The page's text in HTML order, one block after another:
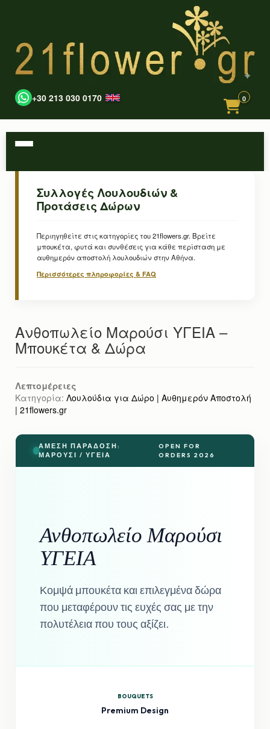
+30 213 030 0170 0
Συλλογές Λουλουδιών &
Προτάσεις Δώρων
Περιηγηθείτε στις κατηγορίες του 21flowers.gr. Βρείτε
μπουκέτα, φυτά και συνθέσεις για κάθε περίσταση με
αυθημερόν αποστολή λουλουδιών στην Αθήνα.
Περισσότερες πληροφορίες & FAQ
Ανθοπωλείο Μαρούσι ΥΓΕΙΑ –
Μπουκέτα & Δώρα
Λεπτομέρειες
Κατηγορία: Λουλούδια για Δώρο | Αυθημερόν Αποστολή
| 21flowers.gr
ΆΜΕΣΗ ΠΑΡΆΔΟΣΗ:
ΜΑΡΟΎΣΙ / ΥΓΕΙΑ
OPEN FOR
ORDERS 2026
Ανθοπωλείο Μαρούσι
ΥΓΕΙΑ
Κομψά μπουκέτα και επιλεγμένα δώρα
που μεταφέρουν τις ευχές σας με την
πολυτέλεια που τους αξίζει.
BOUQUETS
Premium Design